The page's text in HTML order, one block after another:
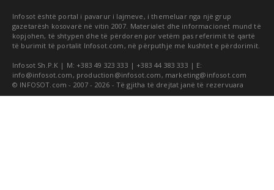
Infosot është portal i pavarur i lajmeve, i themeluar nga një grup
gazetarësh kosovarë në vitin 2007. Materialet dhe informacionet mund të
kopjohen, të shtypen dhe të përdoren por vetëm pas referimit të qartë
të burimit të portalit Infosot.com, në përputhje me kushtet e përdorimit.
Infosot Sh.P.K | M: +383 49 323 333 | +383 44 383 333 | E:
info@infosot.com , production@infosot.com , marketing@infosot.com
© INFOSOT.com - 2007 - 2026 - Të gjitha të drejtat janë të rezervuara